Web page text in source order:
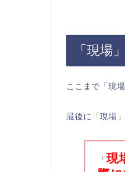
「現場
ここまで「現
最後に「現場
「現